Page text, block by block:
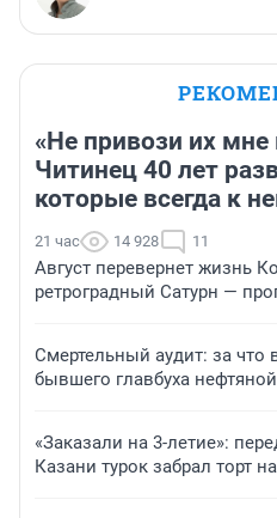
«Не привози их мне
Читинец 40 лет
которые всегда к
21 час 14 928 11
Август перевернет жизнь
ретроградный Сатурн —
Смертельный аудит: за что
бывшего главбуха
«Заказали на 3-летие»:
Казани турок забрал торт